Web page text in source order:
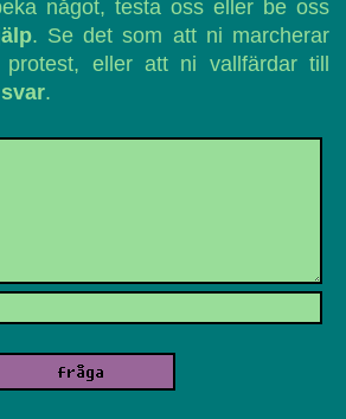
något, testa oss eller be oss
. Se det som att ni marcherar
eller att ni vallfärdar till
svar.